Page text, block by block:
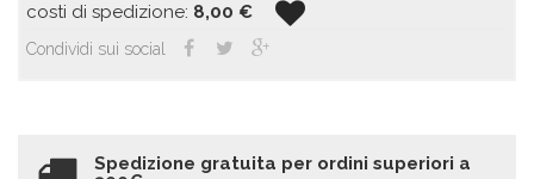
costi di spedizione: 8,00 €
Condividi sui social
Spedizione gratuita per ordini superiori a